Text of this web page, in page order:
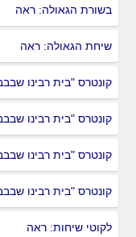
בשורת הגאולה: ראה
שיחת הגאולה: ראה
קונטרס "בית רבינו
קונטרס "בית רבינו
קונטרס "בית רבינו
קונטרס "בית רבינו
לקוטי שיחות: ראה